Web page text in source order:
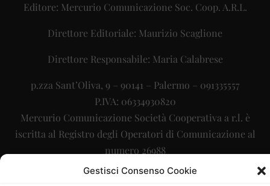
Gestisci Consenso Cookie
Editore: Mercurio Comunicazione Soc. Coop. A.R.L.
Direttore Editoriale: Maurizio Scaglione
Direttore Responsabile: Maria Calabrese
p.zza Sant’Oliva, 9 – 90141 – Palermo – 091335557
P.IVA: 06334930820
Mercurio Comunicazione Società Cooperativa a r.l. è
iscritta al Registro degli Operatori di Comunicazione al
numero 26988
Sito gestito daLa Digitale srl– info@ladigitale.it